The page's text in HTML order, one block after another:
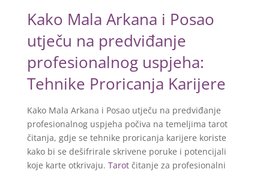
Kako Mala Arkana i Posao
utječu na predviđanje
profesionalnog uspjeha:
Tehnike Proricanja Karijere
Kako Mala Arkana i Posao utječu na predviđanje
profesionalnog uspjeha počiva na temeljima tarot
čitanja, gdje se tehnike proricanja karijere koriste
kako bi se dešifrirale skrivene poruke i potencijali
koje karte otkrivaju. Tarotčitanje za profesionalni